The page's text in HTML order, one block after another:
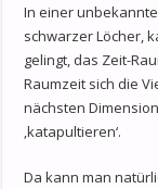
In einer
schwarzer Löcher,
gelingt, das Zeit-
Raumzeit sich die
nächsten
‚katapultieren‘.
Da kann man